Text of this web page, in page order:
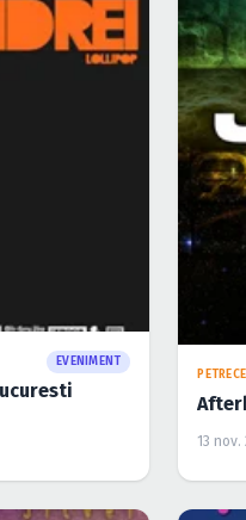
EVENIMENT
13 nov.